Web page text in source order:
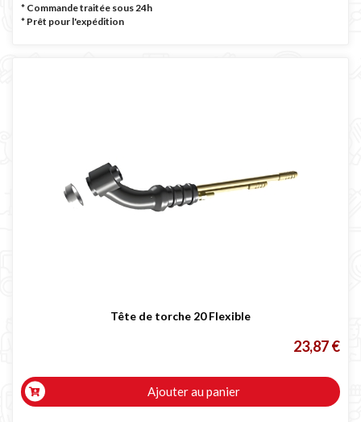
* Commande traitée sous 24h
* Prêt pour l'expédition
Tête de torche 20 Flexible
23,87 €
Ajouter au panier